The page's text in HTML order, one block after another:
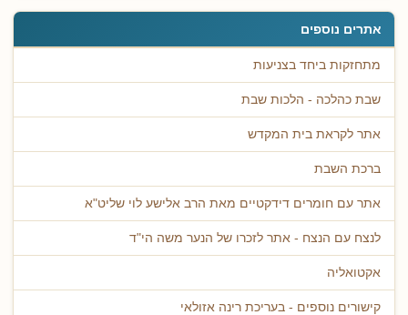
אתרים נוספים
מתחזקות ביחד בצניעות
שבת כהלכה - הלכות שבת
אתר לקראת בית המקדש
ברכת השבת
אתר עם חומרים דידקטיים מאת הרב אלישע לוי שליט"א
לנצח עם הנצח - אתר לזכרו של הנער משה הי"ד
אקטואליה
קישורים נוספים - בעריכת רינה אזולאי